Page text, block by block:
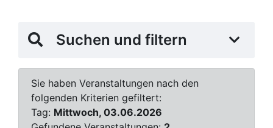
Suchen und filtern
Sie haben Veranstaltungen nach den
folgenden Kriterien gefiltert:
Tag: Mittwoch, 03.06.2026